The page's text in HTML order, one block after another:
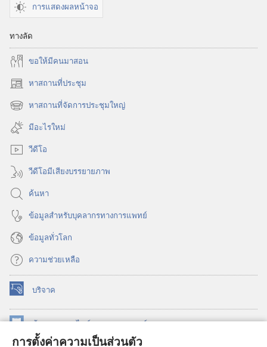
การตั้งค่าความเป็นส่วนตัว
การแสดงผลหน้าจอ
ทางลัด
ขอ​ให้​มี​คน​มา​สอน
หาสถานที่ประชุม
(เปิด
หน้าต่างหาสถานที่จัดการประชุมใหญ่
(เปิด
หน้าต่าง
ใหม่)
มีอะไรใหม่
วีดีโอ
วีดีโอมีเสียงบรรยายภาพ
ค้นหา
ข้อมูล​สำหรับ​บุคลากร​ทาง​การ​แพทย์
ข้อมูล​ทั่ว​โลก
ความช่วยเหลือ
บริจาค
(เปิด
หน้าต่าง
ใหม่) ห้องสมุดออนไลน์ของวอชเทาเวอร์
หน้าต่าง